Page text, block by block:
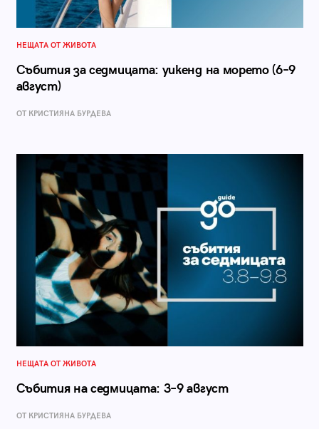
НЕЩАТА ОТ ЖИВОТА
Събития за седмицата: уикенд на морето (6–9
август)
ОТ КРИСТИЯНА БУРДЕВА
НЕЩАТА ОТ ЖИВОТА
Събития на седмицата: 3–9 август
ОТ КРИСТИЯНА БУРДЕВА